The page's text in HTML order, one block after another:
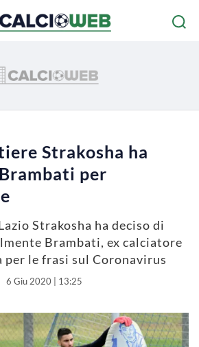
Strakosha ha
per
Strakosha ha deciso di
Brambati, ex calciatore
le frasi sul Coronavirus
6 Giu 2020 | 13:25